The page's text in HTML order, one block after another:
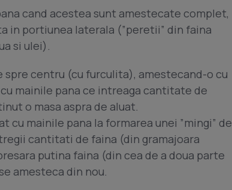
cand acestea sunt amestecate complet,
in portiunea laterala (”peretii” din faina
si ulei).
spre centru (cu furculita), amestecand-o cu
mainile pana ce intreaga cantitate de
o masa aspra de aluat.
cu mainile pana la formarea unei ”mingi” de
cantitati de faina (din gramajoara
putina faina (din cea de a doua parte
amesteca din nou.